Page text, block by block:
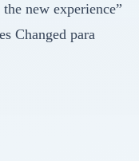
new experience”
Changed para